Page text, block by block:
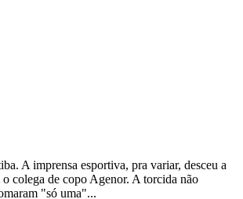
A imprensa esportiva, pra variar, desceu a
colega de copo Agenor. A torcida não
"só uma"...